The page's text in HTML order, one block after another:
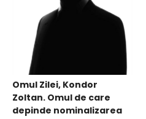
Omul Zilei, Kondor
Zoltan. Omul de care
depinde nominalizarea